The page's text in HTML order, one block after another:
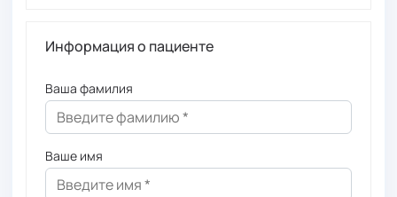
Информация о пациенте
Ваша фамилия
Ваше имя